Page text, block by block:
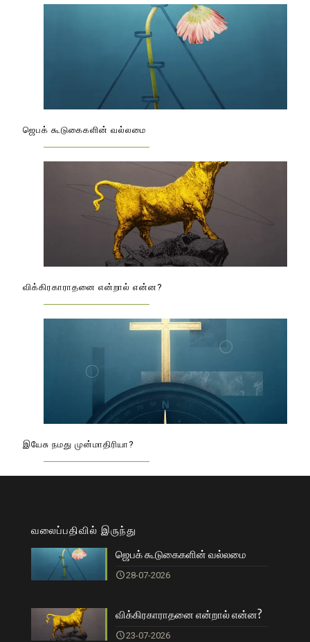
ஜெபக் கூடுகைகளின் வல்லமை
விக்கிரகாராதனை என்றால் என்ன?
இயேசு நமது முன்மாதிரியா?
வலைப்பதிவில் இருந்து
ஜெபக் கூடுகைகளின் வல்லமை
28-07-2026
விக்கிரகாராதனை என்றால் என்ன?
23-07-2026